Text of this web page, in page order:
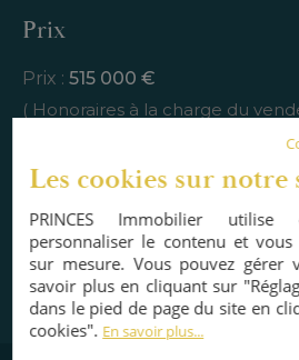
Prix
Prix : 515 000 €
( Honoraires à la charge du
Consulter le barème des
Les cookies sur
PRINCES Immobilier
personnaliser le contenu et
sur mesure. Vous pouvez gérer
savoir plus en cliquant sur
dans le pied de page du site en
cookies". En savoir plus...